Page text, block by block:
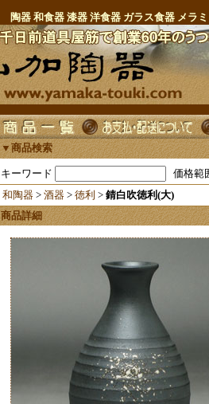
陶器 和食器 漆器 洋食器 ガラス食器 メラ
▼商品検索
キーワード 価格範
和陶器 > 酒器 > 徳利 > 錆白吹徳利(大)
商品詳細